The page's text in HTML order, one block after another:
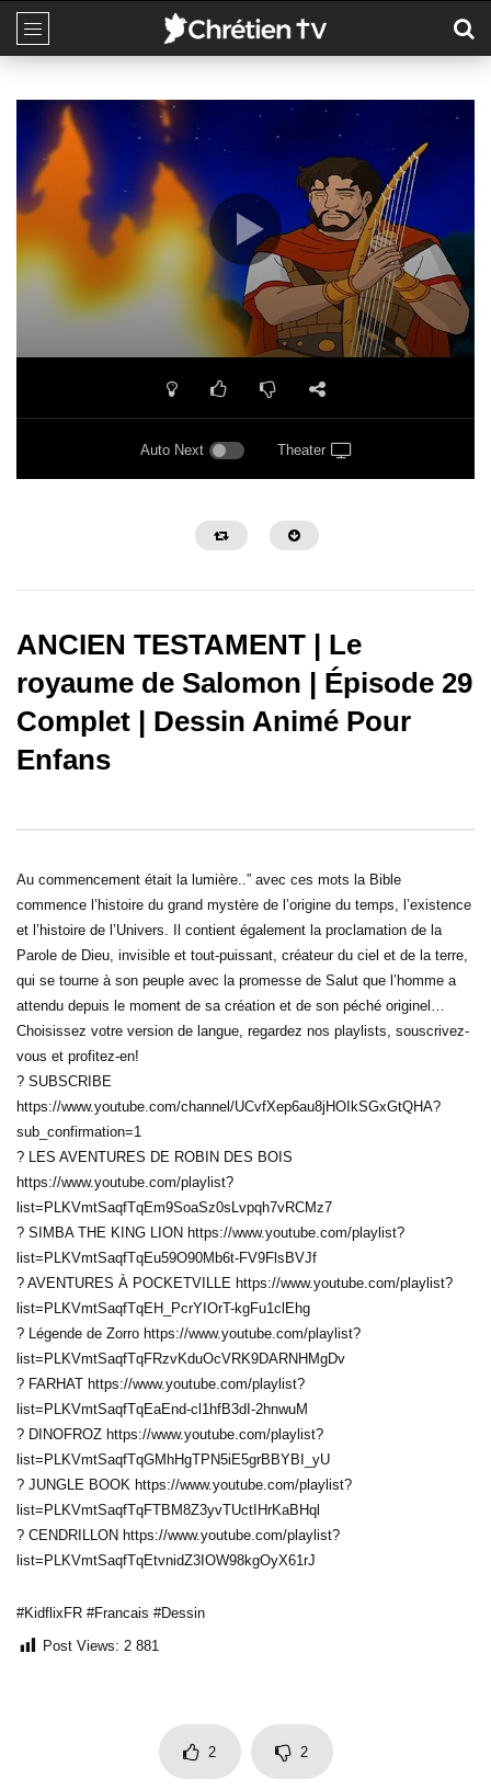
Auto Next Theater
ANCIEN TESTAMENT | Le
royaume de Salomon | Épisode 29
Complet | Dessin Animé Pour
Enfans
Au commencement était la lumière..” avec ces mots la Bible
commence l’histoire du grand mystère de l’origine du temps, l’existence
et l’histoire de l’Univers. Il contient également la proclamation de la
Parole de Dieu, invisible et tout-puissant, créateur du ciel et de la terre,
qui se tourne à son peuple avec la promesse de Salut que l’homme a
attendu depuis le moment de sa création et de son péché originel…
Choisissez votre version de langue, regardez nos playlists, souscrivez-
vous et profitez-en!
? SUBSCRIBE
https://www.youtube.com/channel/UCvfXep6au8jHOIkSGxGtQHA?
sub_confirmation=1
? LES AVENTURES DE ROBIN DES BOIS
https://www.youtube.com/playlist?
list=PLKVmtSaqfTqEm9SoaSz0sLvpqh7vRCMz7
? SIMBA THE KING LION https://www.youtube.com/playlist?
list=PLKVmtSaqfTqEu59O90Mb6t-FV9FlsBVJf
? AVENTURES À POCKETVILLE https://www.youtube.com/playlist?
list=PLKVmtSaqfTqEH_PcrYIOrT-kgFu1clEhg
? Légende de Zorro https://www.youtube.com/playlist?
list=PLKVmtSaqfTqFRzvKduOcVRK9DARNHMgDv
? FARHAT https://www.youtube.com/playlist?
list=PLKVmtSaqfTqEaEnd-cl1hfB3dI-2hnwuM
? DINOFROZ https://www.youtube.com/playlist?
list=PLKVmtSaqfTqGMhHgTPN5iE5grBBYBI_yU
? JUNGLE BOOK https://www.youtube.com/playlist?
list=PLKVmtSaqfTqFTBM8Z3yvTUctIHrKaBHql
? CENDRILLON https://www.youtube.com/playlist?
list=PLKVmtSaqfTqEtvnidZ3IOW98kgOyX61rJ
#KidflixFR #Francais #Dessin
Post Views: 2 881
2 2